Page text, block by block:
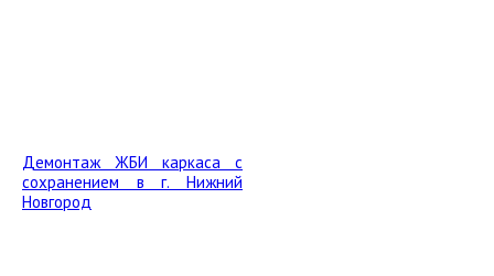
Демонтаж ЖБИ каркаса с
сохранением в г. Нижний
Новгород